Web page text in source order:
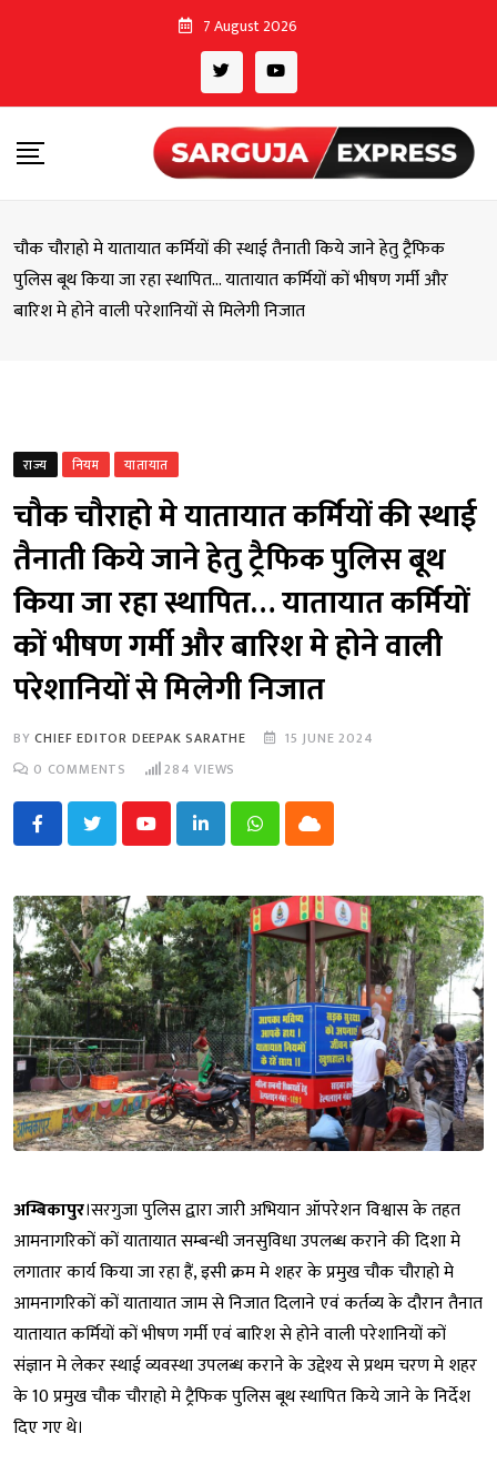
7 August 2026
चौक चौराहो मे यातायात कर्मियों की स्थाई तैनाती किये जाने हेतु ट्रैफिक
पुलिस बूथ किया जा रहा स्थापित… यातायात कर्मियों कों भीषण गर्मी और
बारिश मे होने वाली परेशानियों से मिलेगी निजात
राज्य नियम यातायात
चौक चौराहो मे यातायात कर्मियों की स्थाई
तैनाती किये जाने हेतु ट्रैफिक पुलिस बूथ
किया जा रहा स्थापित… यातायात कर्मियों
कों भीषण गर्मी और बारिश मे होने वाली
परेशानियों से मिलेगी निजात
BYCHIEF EDITOR DEEPAK SARATHE
15 JUNE 2024
0 COMMENTS 284 VIEWS
YoutubeLinkedInWhatsappCloud
अम्बिकापुर।सरगुजा पुलिस द्वारा जारी अभियान ऑपरेशन विश्वास के तहत
आमनागरिकों कों यातायात सम्बन्धी जनसुविधा उपलब्ध कराने की दिशा मे
लगातार कार्य किया जा रहा हैं, इसी क्रम मे शहर के प्रमुख चौक चौराहो मे
आमनागरिकों कों यातायात जाम से निजात दिलाने एवं कर्तव्य के दौरान तैनात
यातायात कर्मियों कों भीषण गर्मी एवं बारिश से होने वाली परेशानियों कों
संज्ञान मे लेकर स्थाई व्यवस्था उपलब्ध कराने के उद्देश्य से प्रथम चरण मे शहर
के 10 प्रमुख चौक चौराहो मे ट्रैफिक पुलिस बूथ स्थापित किये जाने के निर्देश
दिए गए थे।